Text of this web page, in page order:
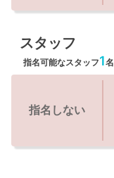
スタッフ
指名可能なスタッフ1名
指名しない